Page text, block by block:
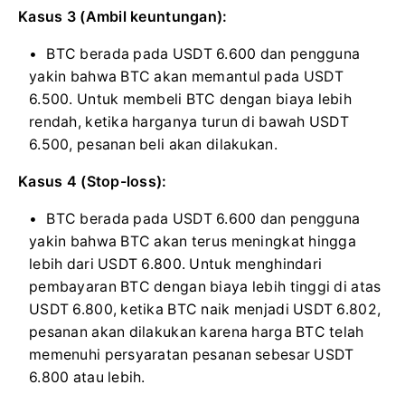
Kasus 3 (Ambil keuntungan):
BTC berada pada USDT 6.600 dan pengguna
yakin bahwa BTC akan memantul pada USDT
6.500. Untuk membeli BTC dengan biaya lebih
rendah, ketika harganya turun di bawah USDT
6.500, pesanan beli akan dilakukan.
Kasus 4 (Stop-loss):
BTC berada pada USDT 6.600 dan pengguna
yakin bahwa BTC akan terus meningkat hingga
lebih dari USDT 6.800. Untuk menghindari
pembayaran BTC dengan biaya lebih tinggi di atas
USDT 6.800, ketika BTC naik menjadi USDT 6.802,
pesanan akan dilakukan karena harga BTC telah
memenuhi persyaratan pesanan sebesar USDT
6.800 atau lebih.